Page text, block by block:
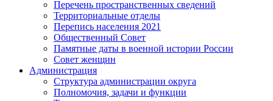
Перечень пространственных сведений
Территориальные отделы
Перепись населения 2021
Общественный Совет
Памятные даты в военной истории России
Совет женщин
Администрация
Структура администрации округа
Полномочия, задачи и функции